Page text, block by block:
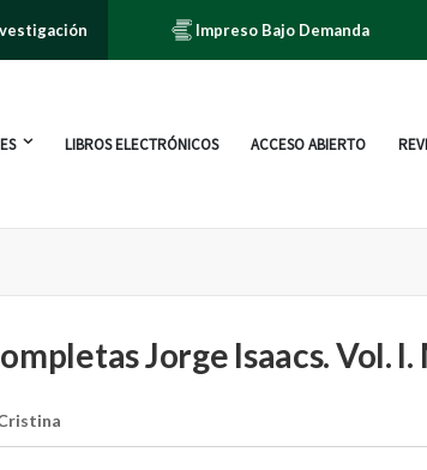
Impreso Bajo Demanda
LIBROS ELECTRÓNICOS ACCESO ABIERTO
Jorge Isaacs. Vol.